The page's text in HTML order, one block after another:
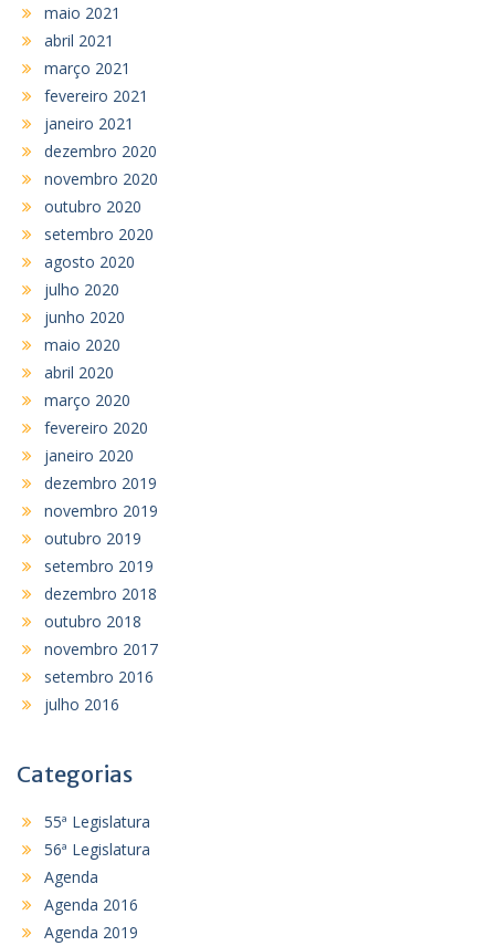
maio 2021
abril 2021
março 2021
fevereiro 2021
janeiro 2021
dezembro 2020
novembro 2020
outubro 2020
setembro 2020
agosto 2020
julho 2020
junho 2020
maio 2020
abril 2020
março 2020
fevereiro 2020
janeiro 2020
dezembro 2019
novembro 2019
outubro 2019
setembro 2019
dezembro 2018
outubro 2018
novembro 2017
setembro 2016
julho 2016
Categorias
55ª Legislatura
56ª Legislatura
Agenda
Agenda 2016
Agenda 2019